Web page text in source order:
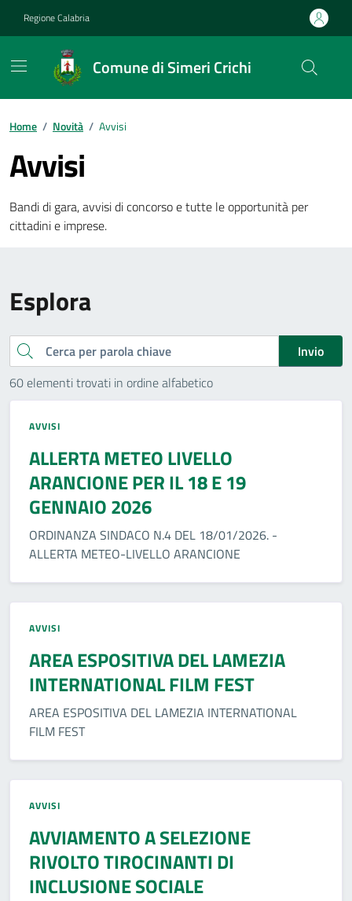
Regione Calabria
Comune di Simeri Crichi
Home / Novità / Avvisi
Avvisi
Bandi di gara, avvisi di concorso e tutte le opportunità per
cittadini e imprese.
Esplora
Cerca
Invio
60 elementi trovati in ordine alfabetico
AVVISI
ALLERTA METEO LIVELLO
ARANCIONE PER IL 18 E 19
GENNAIO 2026
ORDINANZA SINDACO N.4 DEL 18/01/2026. -
ALLERTA METEO-LIVELLO ARANCIONE
AVVISI
AREA ESPOSITIVA DEL LAMEZIA
INTERNATIONAL FILM FEST
AREA ESPOSITIVA DEL LAMEZIA INTERNATIONAL
FILM FEST
AVVISI
AVVIAMENTO A SELEZIONE
RIVOLTO TIROCINANTI DI
INCLUSIONE SOCIALE